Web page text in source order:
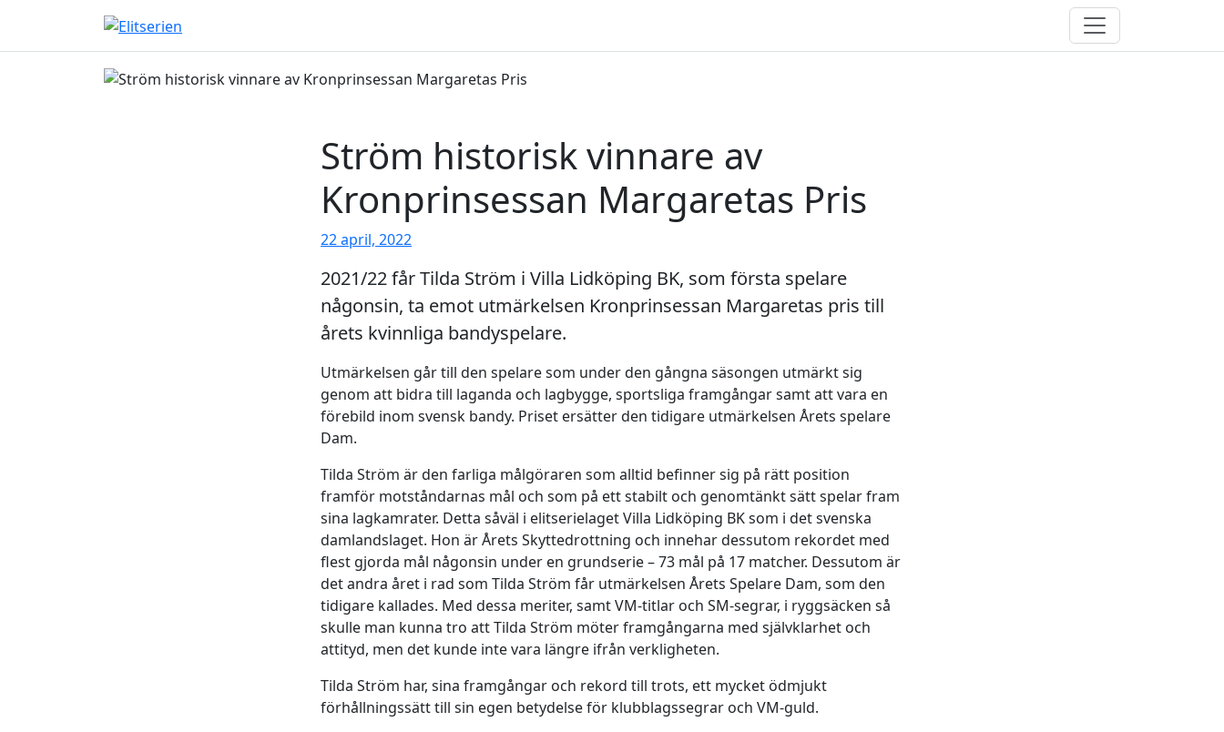
Meny
Ström historisk vinnare av
Kronprinsessan Margaretas Pris
22 april, 2022
2021/22 får Tilda Ström i Villa Lidköping BK, som första spelare
någonsin, ta emot utmärkelsen Kronprinsessan Margaretas pris till
årets kvinnliga bandyspelare.
Utmärkelsen går till den spelare som under den gångna säsongen utmärkt sig
genom att bidra till laganda och lagbygge, sportsliga framgångar samt att vara en
förebild inom svensk bandy. Priset ersätter den tidigare utmärkelsen Årets spelare
Dam.
Tilda Ström är den farliga målgöraren som alltid befinner sig på rätt position
framför motståndarnas mål och som på ett stabilt och genomtänkt sätt spelar fram
sina lagkamrater. Detta såväl i elitserielaget Villa Lidköping BK som i det svenska
damlandslaget. Hon är Årets Skyttedrottning och innehar dessutom rekordet med
flest gjorda mål någonsin under en grundserie – 73 mål på 17 matcher. Dessutom är
det andra året i rad som Tilda Ström får utmärkelsen Årets Spelare Dam, som den
tidigare kallades. Med dessa meriter, samt VM-titlar och SM-segrar, i ryggsäcken så
skulle man kunna tro att Tilda Ström möter framgångarna med självklarhet och
attityd, men det kunde inte vara längre ifrån verkligheten.
Tilda Ström har, sina framgångar och rekord till trots, ett mycket ödmjukt
förhållningssätt till sin egen betydelse för klubblagssegrar och VM-guld.